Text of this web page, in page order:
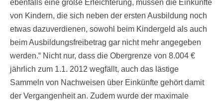
ebenfalls eine große Erleichterung, müssen die Einkünfte
von Kindern, die sich neben der ersten Ausbildung noch
etwas dazuverdienen, sowohl beim Kindergeld als auch
beim Ausbildungsfreibetrag gar nicht mehr angegeben
werden.“ Nicht nur, dass die Obergrenze von 8.004 €
jährlich zum 1.1. 2012 wegfällt, auch das lästige
Sammeln von Nachweisen über Einkünfte gehört damit
der Vergangenheit an. Zudem wurde der maximale